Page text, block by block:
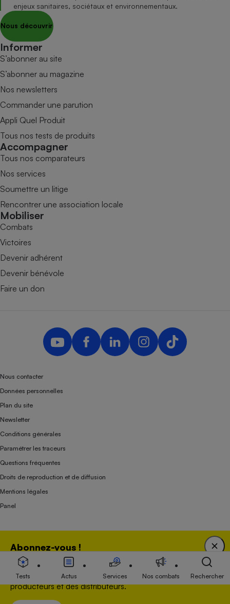
Abonnez-vous !
Bénéficiez d'une expertise unique tout en soutenant
une association 100 % indépendante de l'Etat, des
producteurs et des distributeurs.
enjeux sanitaires, sociétaux et environnementaux.
Nous découvrir
Informer
S’abonner au site
S’abonner au magazine
Nos newsletters
Commander une parution
Appli Quel Produit
Tous nos tests de produits
Accompagner
Tous nos comparateurs
Nos services
Soumettre un litige
Rencontrer une association locale
Mobiliser
Combats
Victoires
Devenir adhérent
Devenir bénévole
Faire un don
Nous contacter
Données personnelles
Plan du site
Newsletter
Conditions générales
Paramétrer les traceurs
Questions fréquentes
Droits de reproduction et de diffusion
Mentions légales
Panel
Association indépendante de l’État, des syndicats, des producteurs et des
distributeurs depuis 1951.
Tests Actus Services Nos combats Rechercher